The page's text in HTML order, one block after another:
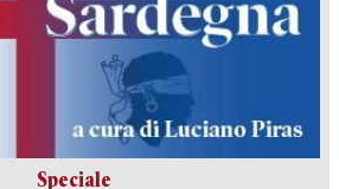
Speciale